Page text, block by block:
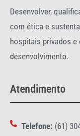
Desenvolver,
com ética e
hospitais privados e
desenvolvimento.
Atendimento
Telefone: (61)